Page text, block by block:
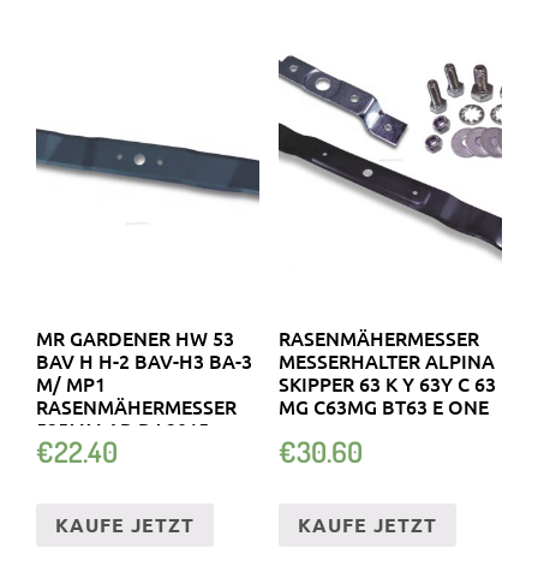
MR GARDENER HW 53
BAV H H-2 BAV-H3 BA-3
M/ MP1
RASENMÄHERMESSER
525MM AB BJ.2015
€22.40
KAUFE JETZT
RASENMÄHERMESSER
MESSERHALTER ALPINA
SKIPPER 63 K Y 63Y C 63
MG C63MG BT63 E ONE
€30.60
KAUFE JETZT